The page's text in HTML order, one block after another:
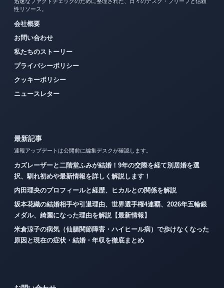
性リソース。
会社概要
お問い合わせ
私たちのストーリー
プライバシーポリシー
クッキーポリシー
ニュースレター
最新記事
速報アップデートは公開前に編集デスクが確認します。
カズレーザーと二階堂ふみが結婚！9年の交際を経て別居婚を選
択、馴れ初めや最新情報を詳しく解説します！
内田理央のプロフィールと経歴、ヒカルとの関係を解説
坂本花織の結婚相手や引退理由、世界選手権4連覇、2026年五輪銀
メダル、綺麗になった理由を解説【最新情報】
米倉涼子の病気（仙腸関節障害・ハイヒール病）で歩けなくなった
原因と現在の症状・結婚・年収を徹底まとめ